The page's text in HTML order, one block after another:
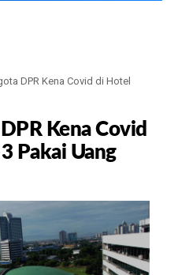
DPR Kena Covid di Hotel
Kena Covid
Pakai Uang